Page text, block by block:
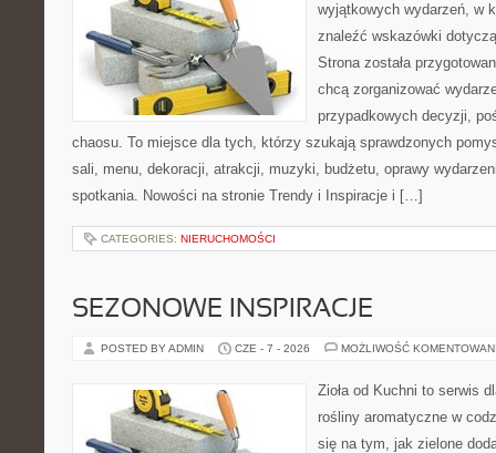
wyjątkowych wydarzeń, w
znaleźć wskazówki
Strona została
chcą zorganizować
przypadkowych decyzji,
chaosu. To miejsce dla tych, którzy szukają sprawdzonych
sali, menu, dekoracji, atrakcji, muzyki, budżetu, oprawy
spotkania. Nowości na stronie Trendy i Inspiracje i […]
CATEGORIES: NIERUCHOMOŚCI
SEZONOWE INSPIRACJE
POSTED BY ADMIN CZE - 7 - 2026 MOŻLIWOŚĆ
Zioła od Kuchni to serwis
rośliny aromatyczne w
się na tym, jak zielone